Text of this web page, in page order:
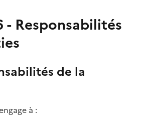
Responsabilités
de la
à :